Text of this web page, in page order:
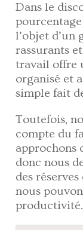
Dans le
l’objet d’un
rassurants
travail offre
organisé et
simple fait
Toutefois,
compte du
approchons
donc nous
des
nous
productivité.